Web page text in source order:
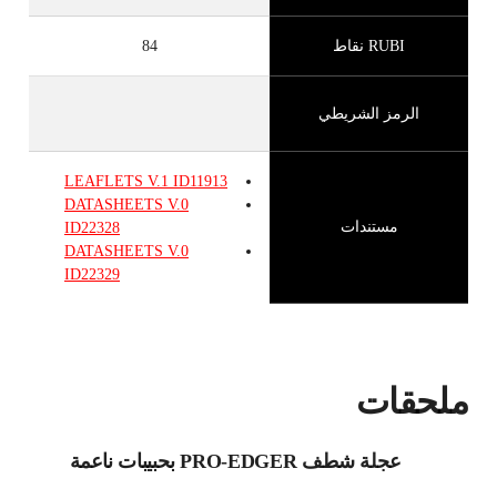
RUBI نقاط 84
الرمز الشريطي
مستندات
LEAFLETS V.1 ID11913
DATASHEETS V.0
ID22328
DATASHEETS V.0
ID22329
ملحقات
عجلة شطف PRO-EDGER بحبيبات ناعمة